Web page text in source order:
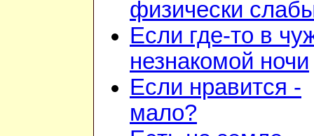
физически
Если где-то в
незнакомой ночи
Если нравится -
мало?